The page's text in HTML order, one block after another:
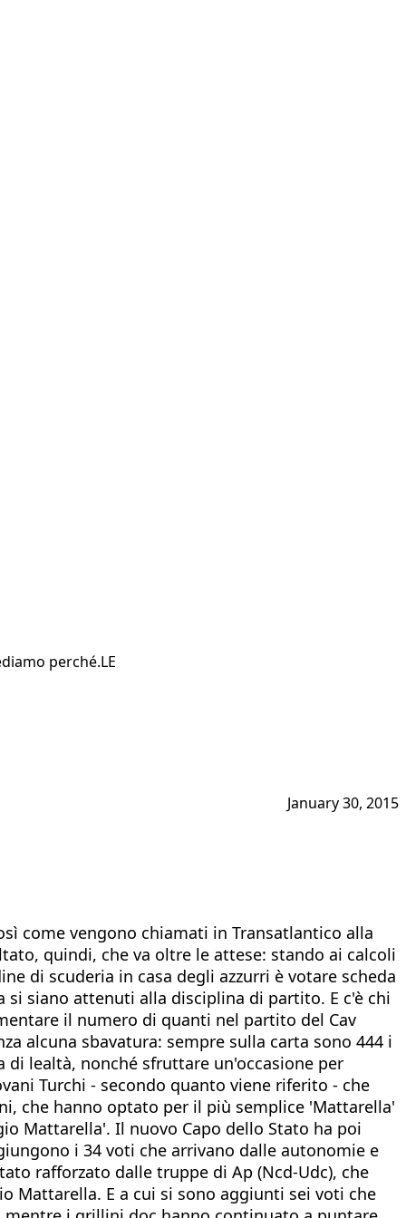
perché.LE
January 30, 2015
come vengono chiamati in Transatlantico alla
quindi, che va oltre le attese: stando ai calcoli
di scuderia in casa degli azzurri è votare scheda
si siano attenuti alla disciplina di partito. E c'è chi
il numero di quanti nel partito del Cav
alcuna sbavatura: sempre sulla carta sono 444 i
lealtà, nonché sfruttare un'occasione per
Turchi - secondo quanto viene riferito - che
che hanno optato per il più semplice 'Mattarella'
Mattarella'. Il nuovo Capo dello Stato ha poi
i 34 voti che arrivano dalle autonomie e
rafforzato dalle truppe di Ap (Ncd-Udc), che
Mattarella. E a cui si sono aggiunti sei voti che